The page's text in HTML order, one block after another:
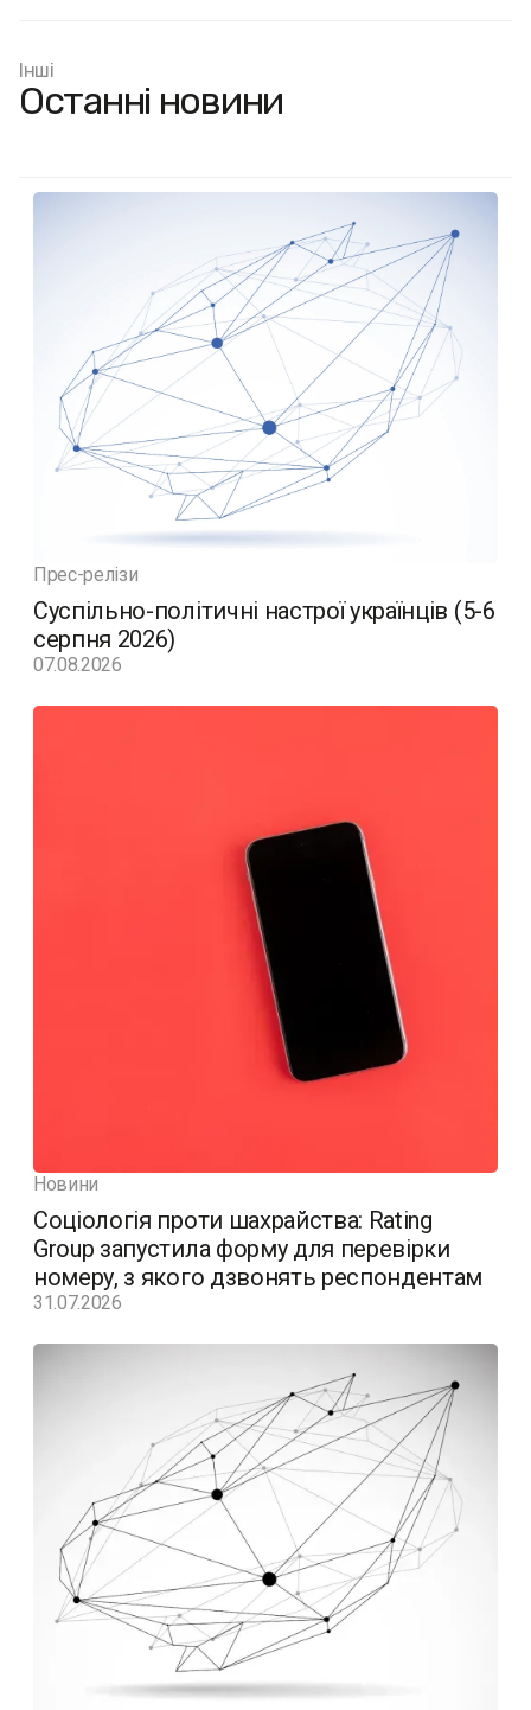
Інші
Останні новини
Прес-релізи
Суспільно-політичні настрої українців (5-6
серпня 2026)
07.08.2026
Новини
Соціологія проти шахрайства: Rating
Group запустила форму для перевірки
номеру, з якого дзвонять респондентам
31.07.2026